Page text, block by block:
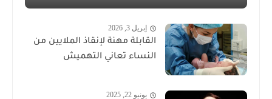
إبريل 3, 2026
القابلة مهنة لإنقاذ الملايين من
النساء تعاني التهميش
يونيو 22, 2025